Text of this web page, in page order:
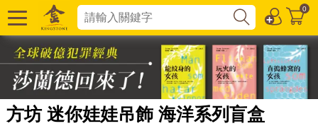
0
方坊 迷你娃娃吊飾 海洋系列盲盒